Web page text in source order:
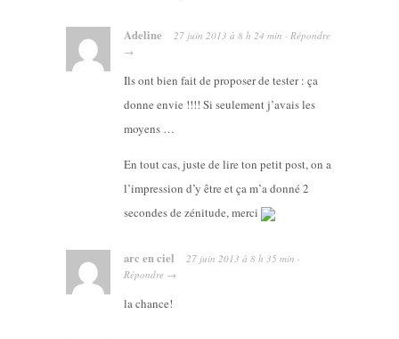
Adeline 27 juin 2013 à 8 h 24 min · Répondre
→
Ils ont bien fait de proposer de tester : ça
donne envie !!!! Si seulement j’avais les
moyens …
En tout cas, juste de lire ton petit post, on a
l’impression d’y être et ça m’a donné 2
secondes de zénitude, merci
arc en ciel 27 juin 2013 à 8 h 35 min ·
Répondre →
la chance!